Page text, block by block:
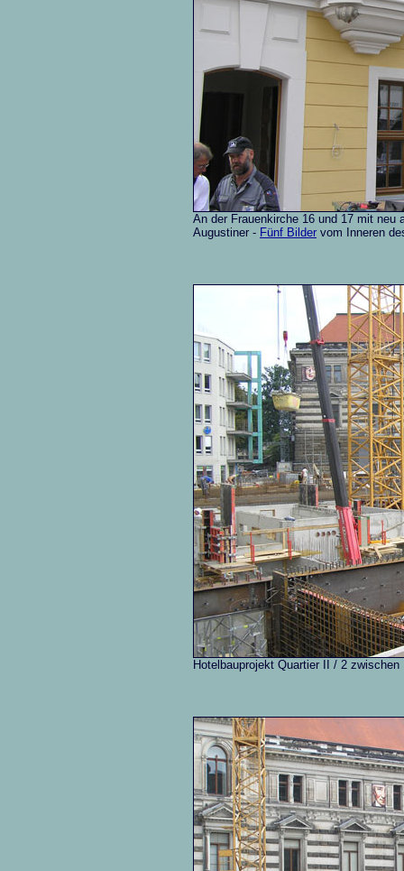
An der Frauenkirche 16 und 17 mit neu
Augustiner - Fünf Bilder vom Inneren
Hotelbauprojekt Quartier II / 2